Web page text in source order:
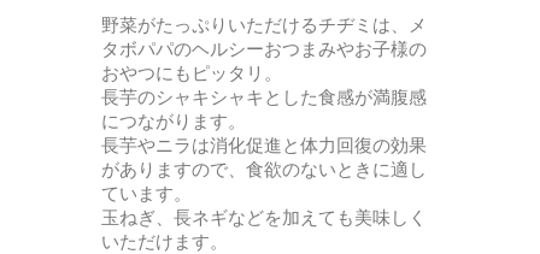
野菜がたっぷりいただけるチヂミは、メ
タボパパのヘルシーおつまみやお子様の
おやつにもピッタリ。
長芋のシャキシャキとした食感が満腹感
につながります。
長芋やニラは消化促進と体力回復の効果
がありますので、食欲のないときに適し
ています。
玉ねぎ、長ネギなどを加えても美味しく
いただけます。